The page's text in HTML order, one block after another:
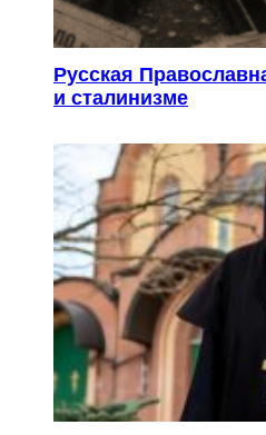
Русская
и сталинизме